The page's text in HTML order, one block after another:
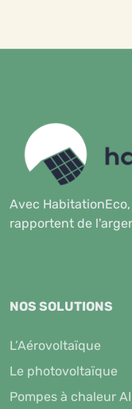
Avec
rapportent de
NOS SOLUTIONS
L’Aérovoltaïque
Le photovoltaïque
Pompes à chaleur